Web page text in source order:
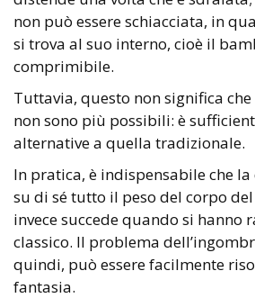
non può essere schiacciata, in
si trova al suo interno, cioè il
comprimibile.
Tuttavia, questo non significa
non sono più possibili: è
alternative a quella tradizionale.
In pratica, è indispensabile che
su di sé tutto il peso del corpo
invece succede quando si hanno
classico. Il problema
quindi, può essere facilmente
fantasia.